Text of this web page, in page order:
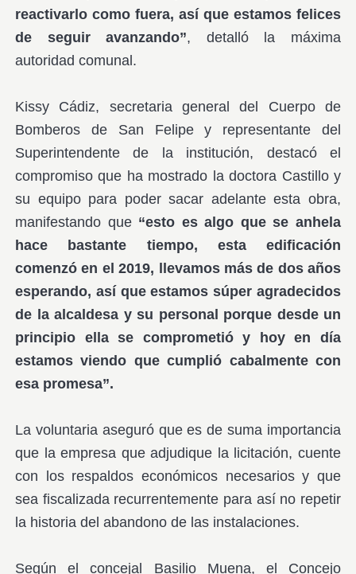
reactivarlo como fuera, así que estamos felices
de seguir avanzando”, detalló la máxima
autoridad comunal.
Kissy Cádiz, secretaria general del Cuerpo de
Bomberos de San Felipe y representante del
Superintendente de la institución, destacó el
compromiso que ha mostrado la doctora Castillo y
su equipo para poder sacar adelante esta obra,
manifestando que “esto es algo que se anhela
hace bastante tiempo, esta edificación
comenzó en el 2019, llevamos más de dos años
esperando, así que estamos súper agradecidos
de la alcaldesa y su personal porque desde un
principio ella se comprometió y hoy en día
estamos viendo que cumplió cabalmente con
esa promesa”.
La voluntaria aseguró que es de suma importancia
que la empresa que adjudique la licitación, cuente
con los respaldos económicos necesarios y que
sea fiscalizada recurrentemente para así no repetir
la historia del abandono de las instalaciones.
Según el concejal Basilio Muena, el Concejo